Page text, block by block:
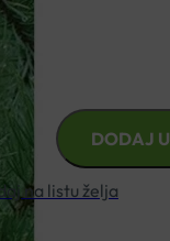
sivu koru,
koji posmeđe
DODAJ
na listu želja